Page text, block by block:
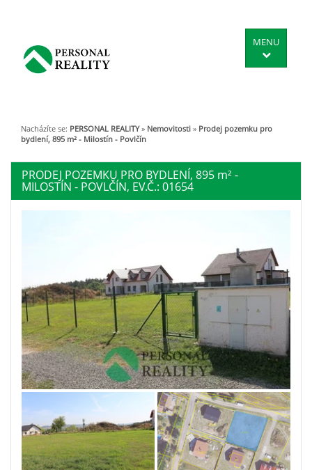
MENU
Nacházíte se: PERSONAL REALITY » Nemovitosti » Prodej pozemku pro
bydlení, 895 m² - Milostín - Povlčín
PRODEJ POZEMKU PRO BYDLENÍ, 895 m²-
MILOSTÍN - POVLČÍN, EV.Č.: 01654